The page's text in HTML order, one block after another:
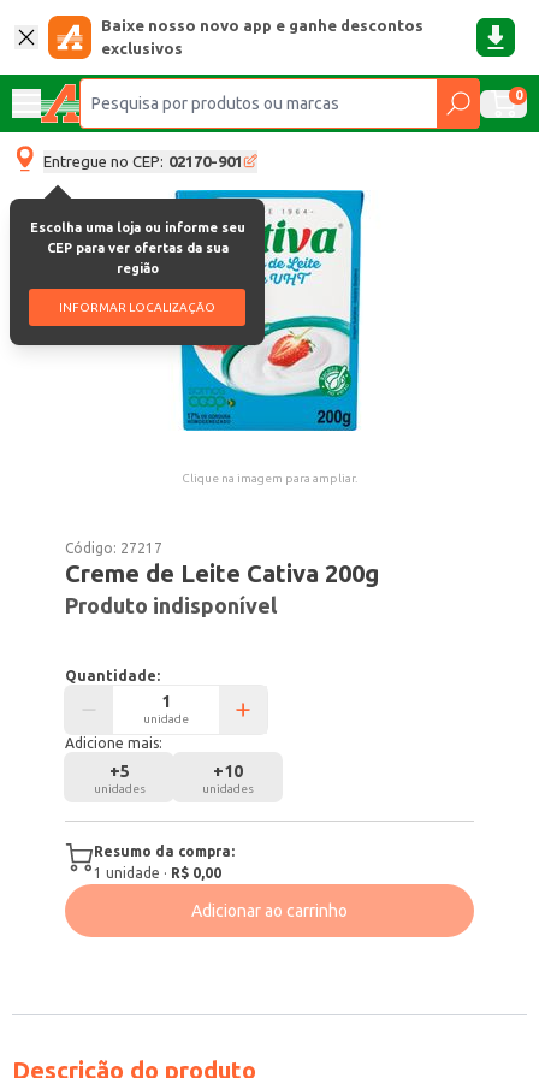
Baixe nosso novo app e ganhe descontos
exclusivos
0
Entregue no CEP: 02170-901
Escolha uma loja ou informe seu
CEP para ver ofertas da sua
região
INFORMAR LOCALIZAÇÃO
Clique na imagem para ampliar.
Código: 27217
Creme de Leite Cativa 200g
Produto indisponível
Quantidade:
unidade
Adicione mais:
+5
unidades
+10
unidades
Resumo da compra:
1 unidade · R$ 0,00
Adicionar ao carrinho
Descrição do produto